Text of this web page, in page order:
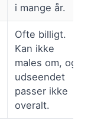
i mange år.
Ofte billigt.
Kan ikke
males om, og
udseendet
passer ikke
overalt.